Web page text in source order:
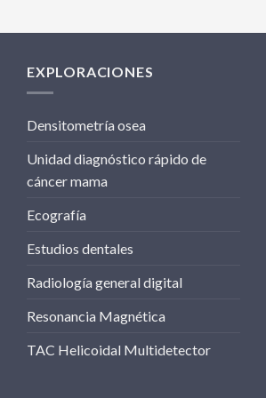
EXPLORACIONES
Densitometría osea
Unidad diagnóstico rápido de
cáncer mama
Ecografía
Estudios dentales
Radiología general digital
Resonancia Magnética
TAC Helicoidal Multidetector